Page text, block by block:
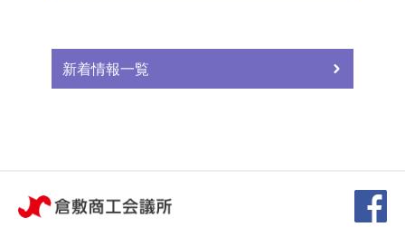
新着情報一覧